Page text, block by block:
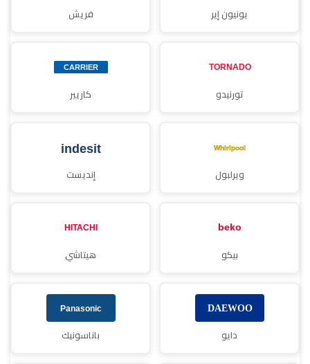
يونيون إير فريش
تورنيدو كاريير
ويرلبول إنديست
بيكو هيتاشي
دايو باناسونيك